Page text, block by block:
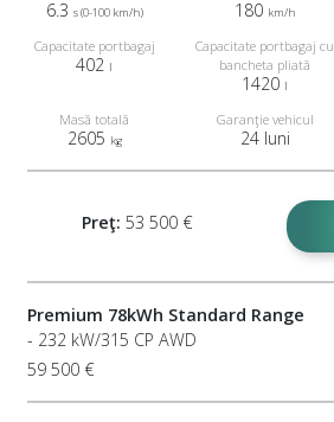
6.3 s (0-100 km/h) 180 km/h
Capacitate portbagaj
402 l
Capacitate portbagaj cu
bancheta pliată
1420 l
Masă totală
2605 kg
Garanţie vehicul
24 luni
Preţ: 53 500 €
Premium 78kWh Standard Range
- 232 kW/315 CP AWD
59 500 €